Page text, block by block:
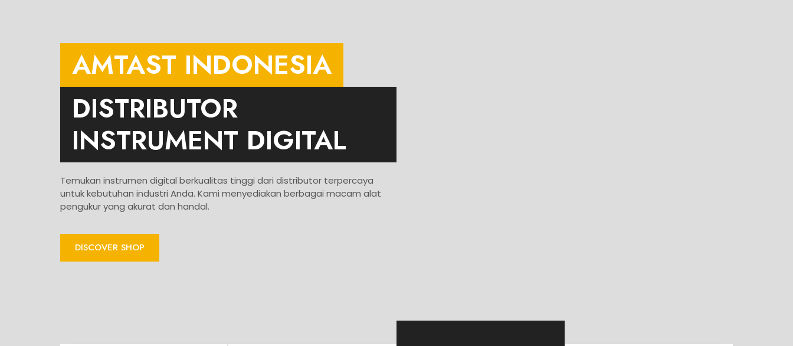
AMTAST INDONESIA
DISTRIBUTOR
INSTRUMENT DIGITAL
Temukan instrumen digital berkualitas tinggi dari distributor terpercaya
untuk kebutuhan industri Anda. Kami menyediakan berbagai macam alat
pengukur yang akurat dan handal.
DISCOVER SHOP